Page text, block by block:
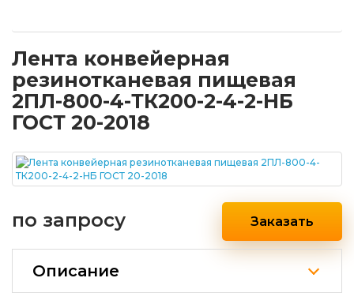
Лента конвейерная
резинотканевая пищевая
2ПЛ-800-4-ТК200-2-4-2-НБ
ГОСТ 20-2018
по запросу Заказать
Описание